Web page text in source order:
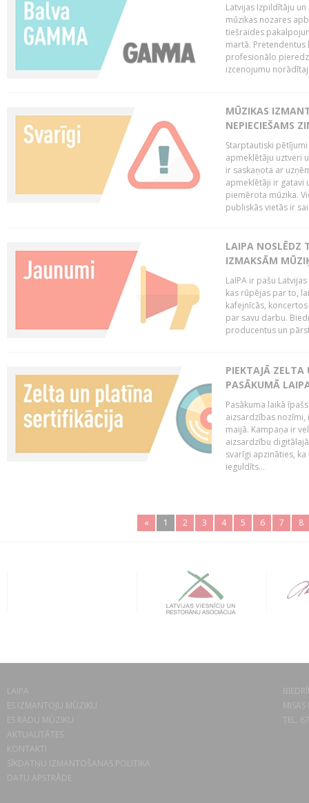
Latvijas Izpildītāju
mūzikas nozares
tiešraides
martā. Pretendentus
profesionālo
izcenojumu
MŪZIKAS
NEPIECIEŠAMS
Starptautiski
apmeklētāju uztveri
ir saskaņota ar
apmeklētāji ir gatavi
piemērota mūzika.
publiskās vietās ir
LAIPA NOSLĒDZ
IZMAKSĀM
LaIPA ir pašu
kas rūpējas par to,
kafejnīcās,
par savu darbu.
producentus un
PIEKTAJĀ ZELTA
PASĀKUMĀ
Pasākuma laikā
aizsardzības nozīmi,
maijā. Kampaņa ir
aizsardzību
svarīgi apzināties,
ieguldīts...
« 1 2 3 4 5 6 7 8
LAIPA
ES IZMANTOJU MŪZIKU
ES RADU MŪZIKU
AKTUALITĀTES
KONTAKTI
SĪKDATŅU IZMANTOŠANAS POLITIKA
DATU APSTRĀDE
TEL.